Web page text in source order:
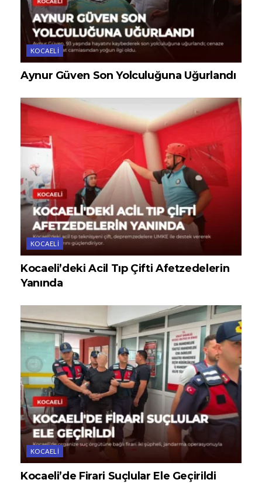
KOCAELI
Aynur Güven Son Yolculuğuna Uğurlandı
KOCAELI
Kocaeli’deki Acil Tıp Çifti Afetzedelerin
Yanında
KOCAELI
Kocaeli’de Firari Suçlular Ele Geçirildi